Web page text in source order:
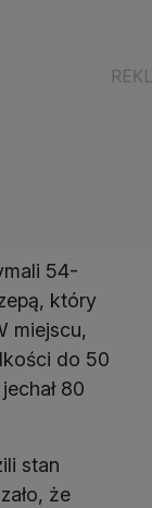
54-
który
miejscu,
do 50
80
stan
że